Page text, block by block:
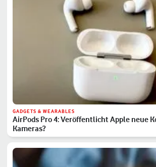
GADGETS & WEARABLES
AirPods Pro 4: Veröffentlicht Apple neue
Kameras?